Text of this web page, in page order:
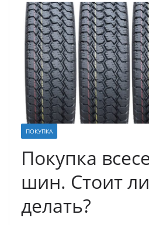
ПОКУПКА
Покупка
шин. Стоит
делать?